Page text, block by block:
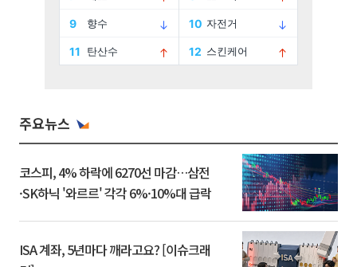
주요뉴스
코스피, 4% 하락에 6270선 마감…삼전
·SK하닉 '와르르' 각각 6%·10%대 급락
ISA 계좌, 5년마다 깨라고요? [이슈크래